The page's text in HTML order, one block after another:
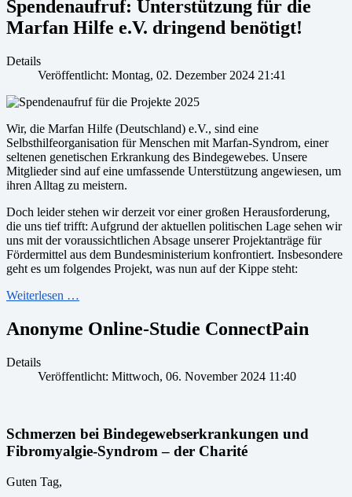
Spendenaufruf: Unterstützung für die
Marfan Hilfe e.V. dringend benötigt!
Details
Veröffentlicht: Montag, 02. Dezember 2024 21:41
Wir, die Marfan Hilfe (Deutschland) e.V., sind eine
Selbsthilfeorganisation für Menschen mit Marfan-Syndrom, einer
seltenen genetischen Erkrankung des Bindegewebes. Unsere
Mitglieder sind auf eine umfassende Unterstützung angewiesen, um
ihren Alltag zu meistern.
Doch leider stehen wir derzeit vor einer großen Herausforderung,
die uns tief trifft: Aufgrund der aktuellen politischen Lage sehen wir
uns mit der voraussichtlichen Absage unserer Projektanträge für
Fördermittel aus dem Bundesministerium konfrontiert. Insbesondere
geht es um folgendes Projekt, was nun auf der Kippe steht:
Weiterlesen …
Anonyme Online-Studie ConnectPain
Details
Veröffentlicht: Mittwoch, 06. November 2024 11:40
Schmerzen bei Bindegewebserkrankungen und
Fibromyalgie-Syndrom – der Charité
Guten Tag,